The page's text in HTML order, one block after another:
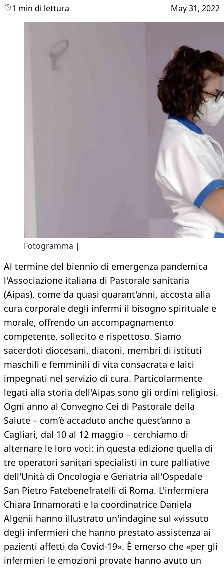
1 min di lettura May 31, 2022
Fotogramma |
Al termine del biennio di emergenza pandemica
l'Associazione italiana di Pastorale sanitaria
(Aipas), come da quasi quarant'anni, accosta alla
cura corporale degli infermi il bisogno spirituale e
morale, offrendo un accompagnamento
competente, sollecito e rispettoso. Siamo
sacerdoti diocesani, diaconi, membri di istituti
maschili e femminili di vita consacrata e laici
impegnati nel servizio di cura. Particolarmente
legati alla storia dell'Aipas sono gli ordini religiosi.
Ogni anno al Convegno Cei di Pastorale della
Salute – com’è accaduto anche quest’anno a
Cagliari, dal 10 al 12 maggio – cerchiamo di
alternare le loro voci: in questa edizione quella di
tre operatori sanitari specialisti in cure palliative
dell'Unità di Oncologia e Geriatria all'Ospedale
San Pietro Fatebenefratelli di Roma. L'infermiera
Chiara Innamorati e la coordinatrice Daniela
Algenii hanno illustrato un'indagine sul «vissuto
degli infermieri che hanno prestato assistenza ai
pazienti affetti da Covid-19». È emerso che «per gli
infermieri le emozioni provate hanno avuto un